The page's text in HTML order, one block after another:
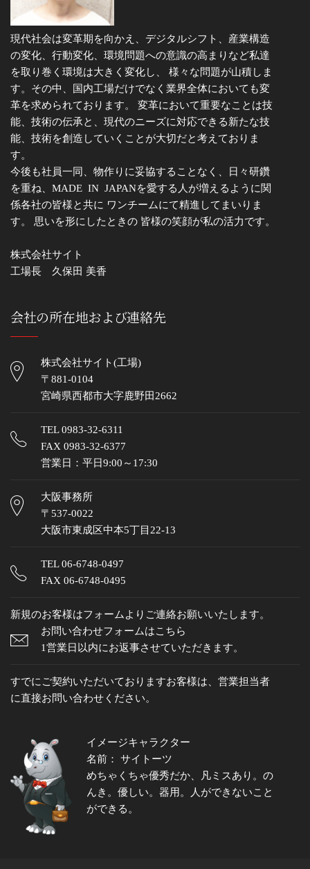
現代社会は変革期を向かえ、デジタルシフト、産業構造
の変化、行動変化、環境問題への意識の高まりなど私達
を取り巻く環境は大きく変化し、 様々な問題が山積しま
す。その中、国内工場だけでなく業界全体においても変
革を求められております。 変革において重要なことは技
能、技術の伝承と、現代のニーズに対応できる新たな技
能、技術を創造していくことが大切だと考えておりま
す。
今後も社員一同、物作りに妥協することなく、日々研鑽
を重ね、MADE IN JAPANを愛する人が増えるように関
係各社の皆様と共に ワンチームにて精進してまいりま
す。 思いを形にしたときの 皆様の笑顔が私の活力です。
株式会社サイト
工場長 久保田 美香
会社の所在地および連絡先
株式会社サイト(工場)
〒881-0104
宮崎県西都市大字鹿野田2662
TEL0983-32-6311
FAX 0983-32-6377
営業日：平日9:00～17:30
大阪事務所
〒537-0022
大阪市東成区中本5丁目22-13
TEL06-6748-0497
FAX 06-6748-0495
新規のお客様はフォームよりご連絡お願いいたします。
お問い合わせフォームはこちら
1営業日以内にお返事させていただきます。
すでにご契約いただいておりますお客様は、営業担当者
に直接お問い合わせください。
イメージキャラクター
名前： サイトーツ
めちゃくちゃ優秀だか、凡ミスあり。の
んき。優しい。器用。人ができないこと
ができる。